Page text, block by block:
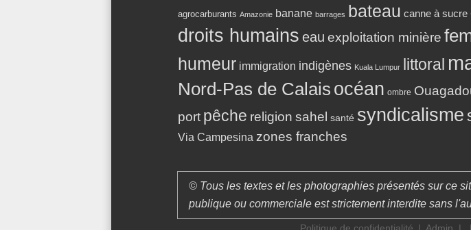
agrocarburants Amazonie banane barrages bateau canne à sucre
droits humains eau exploitation minière
humeur immigration indigènes Kuala Lumpur littoral
Nord-Pas de Calais océan ombre
port pêche religion sahel santé syndicalisme
Via Campesina zones franches
© Tous les textes et les photographies présentés sur ce
publique ou commerciale est strictement interdite sans